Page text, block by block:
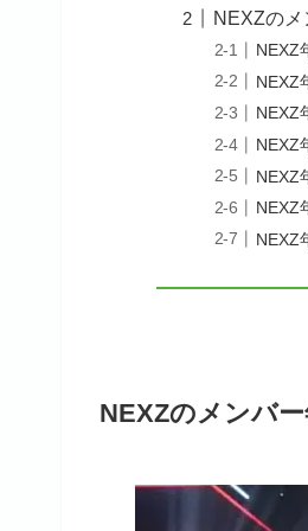
NEXZの
NEXZ
NEXZ
NEXZ
NEXZ
NEXZ
NEXZ
NEXZ
NEXZのメンバ